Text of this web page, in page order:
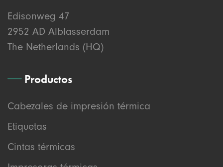
Edisonweg 47
2952 AD Alblasserdam
The Netherlands (HQ)
Productos
Cabezales de impresión térmica
Etiquetas
Cintas térmicas